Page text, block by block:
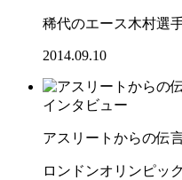
稀代のエース木村選
2014.09.10
インタビュー
アスリートからの伝
ロンドンオリンピッ